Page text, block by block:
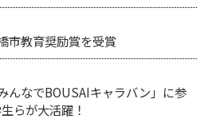
市教育奨励賞を受賞
んなでBOUSAIキャラバン」に参
らが大活躍！